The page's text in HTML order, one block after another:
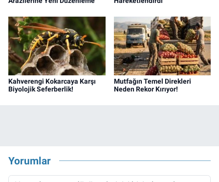
Kahverengi Kokarcaya Karşı
Biyolojik Seferberlik!
Mutfağın Temel Direkleri
Neden Rekor Kırıyor!
Yorumlar